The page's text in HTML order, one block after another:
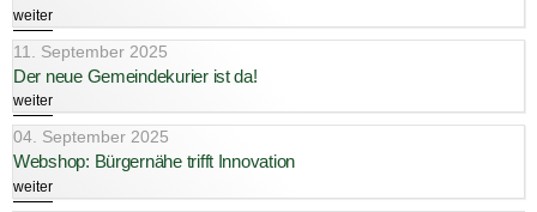
weiter
11. September 2025
Der neue Gemeindekurier ist da!
weiter
04. September 2025
Webshop: Bürgernähe trifft Innovation
weiter